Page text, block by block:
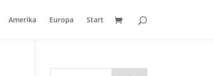
Amerika Europa Start